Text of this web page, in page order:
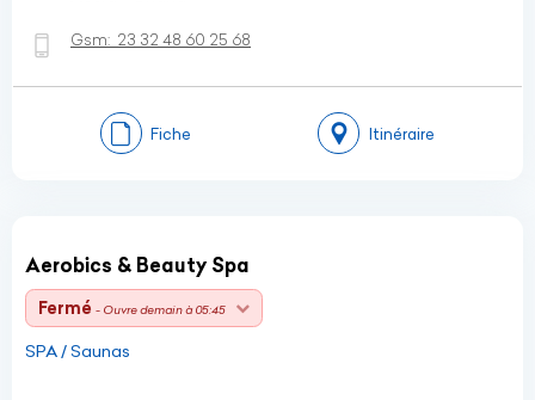
Gsm: 23 32 48 60 25 68
Fiche Itinéraire
Aerobics & Beauty Spa
Fermé - Ouvre demain à 05:45
SPA / Saunas